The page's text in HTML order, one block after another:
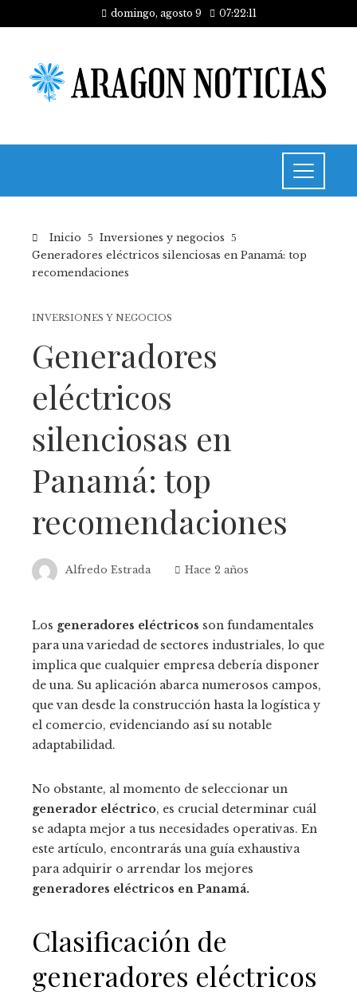
domingo, agosto 9 07:22:12
Inicio
Inversiones y negocios
Generadores eléctricos silenciosas en Panamá: top
recomendaciones
INVERSIONES Y NEGOCIOS
Generadores
eléctricos
silenciosas en
Panamá: top
recomendaciones
Alfredo Estrada Hace 2 años
Los generadores eléctricos son fundamentales
para una variedad de sectores industriales, lo que
implica que cualquier empresa debería disponer
de una. Su aplicación abarca numerosos campos,
que van desde la construcción hasta la logística y
el comercio, evidenciando así su notable
adaptabilidad.
No obstante, al momento de seleccionar un
generador eléctrico, es crucial determinar cuál
se adapta mejor a tus necesidades operativas. En
este artículo, encontrarás una guía exhaustiva
para adquirir o arrendar los mejores
generadores eléctricos en Panamá.
Clasificación de
generadores eléctricos